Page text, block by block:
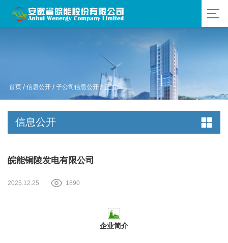
首页 / 信息公开 / 子公司信息公开 / 正文
信息公开
皖能铜陵发电有限公司
2025.12.25 1890
企业简介